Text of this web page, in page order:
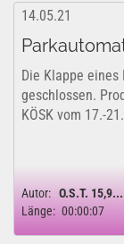
14.05.21
Die Klappe
geschlossen.
KÖSK vom 17.-
Autor: O.S.T. 15,9...
Länge: 00:00:07